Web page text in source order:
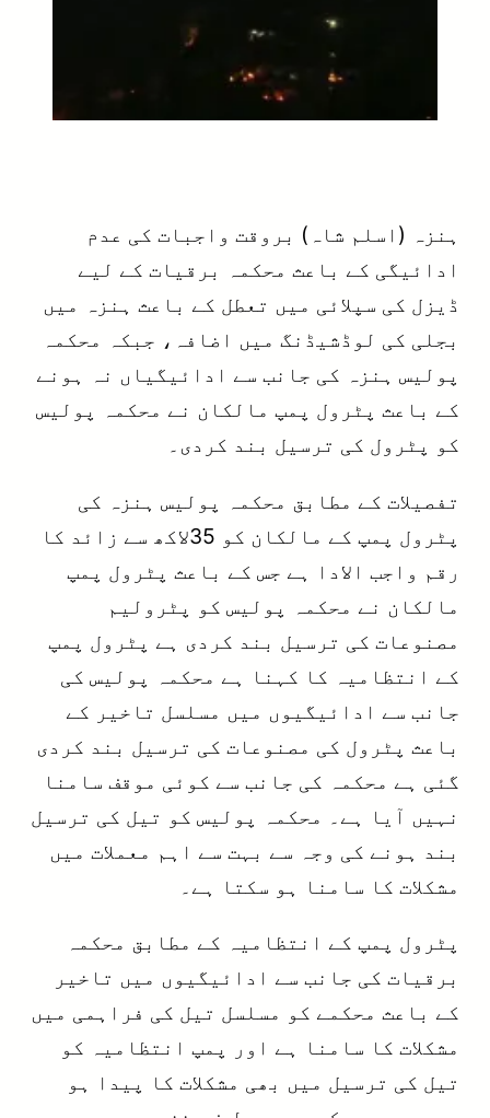
ہنزہ (اسلم شاہ) بروقت واجبات کی عدم
ادائیگی کے باعث محکمہ برقیات کے لیے
ڈیزل کی سپلائی میں تعطل کے باعث ہنزہ میں
بجلی کی لوڈشیڈنگ میں اضافہ، جبکہ محکمہ
پولیس ہنزہ کی جانب سے ادائیگیاں نہ ہونے
کے باعث پٹرول پمپ مالکان نے محکمہ پولیس
کو پٹرول کی ترسیل بند کردی۔
تفصیلات کے مطابق محکمہ پولیس ہنزہ کی
پٹرول پمپ کے مالکان کو 35لاکھ سے زائد کا
رقم واجب الادا ہے جس کے باعث پٹرول پمپ
مالکان نے محکمہ پولیس کو پٹرولیم
مصنوعات کی ترسیل بند کردی ہے پٹرول پمپ
کے انتظامیہ کا کہنا ہے محکمہ پولیس کی
جانب سے ادائیگیوں میں مسلسل تاخیر کے
باعث پٹرول کی مصنوعات کی ترسیل بند کردی
گئی ہے محکمہ کی جانب سے کوئی موقف سامنا
نہیں آیا ہے۔ محکمہ پولیس کو تیل کی ترسیل
بند ہونے کی وجہ سے بہت سے اہم معملات میں
مشکلات کا سامنا ہو سکتا ہے۔
پٹرول پمپ کے انتظامیہ کے مطابق محکمہ
برقیات کی جانب سے ادائیگیوں میں تاخیر
کے باعث محکمے کو مسلسل تیل کی فراہمی میں
مشکلات کا سامنا ہے اور پمپ انتظامیہ کو
تیل کی ترسیل میں بھی مشکلات کا پیدا ہو